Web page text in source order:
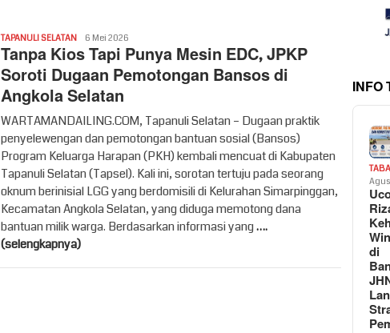
TAPANULI SELATANRedaksi
6 Mei 2026
Tanpa Kios Tapi Punya Mesin EDC, JPKP
Soroti Dugaan Pemotongan Bansos di
Angkola Selatan
WARTAMANDAILING.COM, Tapanuli Selatan – Dugaan praktik
penyelewengan dan pemotongan bantuan sosial (Bansos)
Program Keluarga Harapan (PKH) kembali mencuat di Kabupaten
Tapanuli Selatan (Tapsel). Kali ini, sorotan tertuju pada seorang
oknum berinisial LGG yang berdomisili di Kelurahan Simarpinggan,
Kecamatan Angkola Selatan, yang diduga memotong dana
bantuan milik warga. Berdasarkan informasi yang….
(selengkapnya)
INFO
di